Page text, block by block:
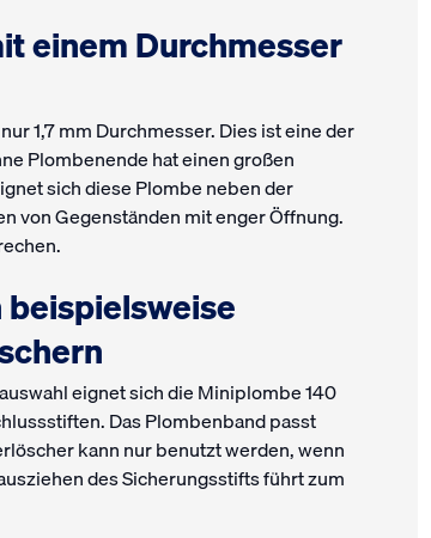
einem Durchmesser
1,7 mm Durchmesser. Dies ist eine der
Plombenende hat einen großen
sich diese Plombe neben der
von Gegenständen mit enger Öffnung.
eignet sich die Miniplombe 140
Das Plombenband passt
kann nur benutzt werden, wenn
des Sicherungsstifts führt zum